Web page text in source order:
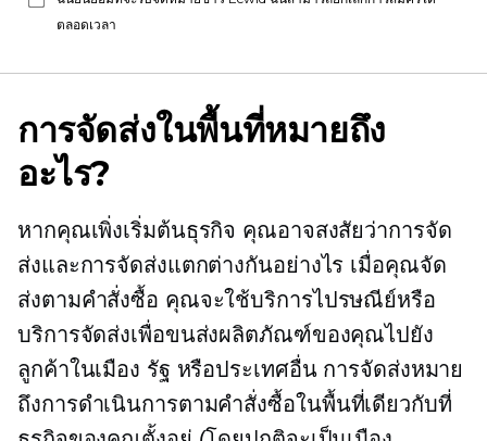
ตลอดเวลา
การจัดส่งในพื้นที่หมายถึง
อะไร?
หากคุณเพิ่งเริ่มต้นธุรกิจ คุณอาจสงสัยว่าการจัด
ส่งและการจัดส่งแตกต่างกันอย่างไร เมื่อคุณจัด
ส่งตามคำสั่งซื้อ คุณจะใช้บริการไปรษณีย์หรือ
บริการจัดส่งเพื่อขนส่งผลิตภัณฑ์ของคุณไปยัง
ลูกค้าในเมือง รัฐ หรือประเทศอื่น การจัดส่งหมาย
ถึงการดำเนินการตามคำสั่งซื้อในพื้นที่เดียวกับที่